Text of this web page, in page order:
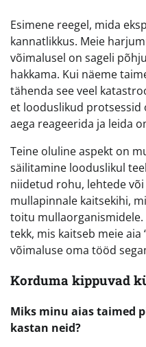
Esimene reegel, mida
kannatlikkus. Meie
võimalusel on sageli
hakkama. Kui näeme
tähenda see veel
et looduslikud protsessid
aega reageerida ja leida
Teine oluline aspekt on
säilitamine looduslikul
niidetud rohu, lehtede
mullapinnale kaitsekihi,
toitu
tekk, mis kaitseb meie aia
võimaluse oma tööd
Korduma kippuvad
Miks minu aias taimed
kastan neid?